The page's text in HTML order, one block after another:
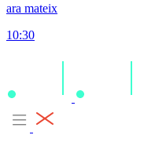
ara mateix
10:30